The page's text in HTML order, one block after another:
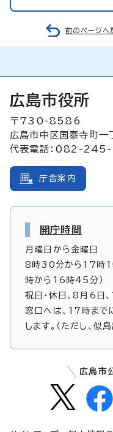
前のページへ
広島市役所
〒730-8586
広島市中区国泰寺町
代表電話：082-
庁舎案内
開庁時間
月曜日から金曜日
8時30分から17時15
時から16時45分）
祝日・休日、8月6
窓口へは、17時まで
します。（ただし、
広島市